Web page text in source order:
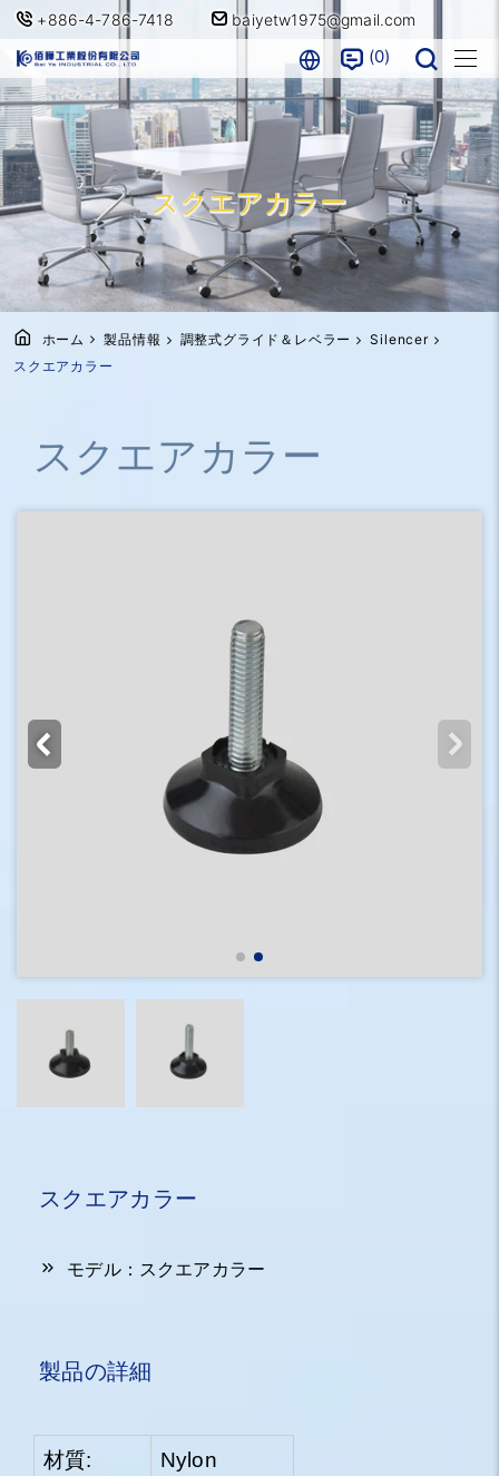
+886-4-786-7418 baiyetw1975@gmail.com
0
スクエアカラー
ホーム 製品情報 調整式グライド＆レベラー
Silencer
スクエアカラー
スクエアカラー
スクエアカラー
モデル：スクエアカラー
製品の詳細
材質: Nylon